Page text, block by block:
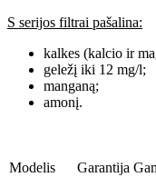
S serijos filtrai pašalina:
kalkes (kalcio ir
geležį iki 12 mg/l;
manganą;
amonį.
Modelis Garantija